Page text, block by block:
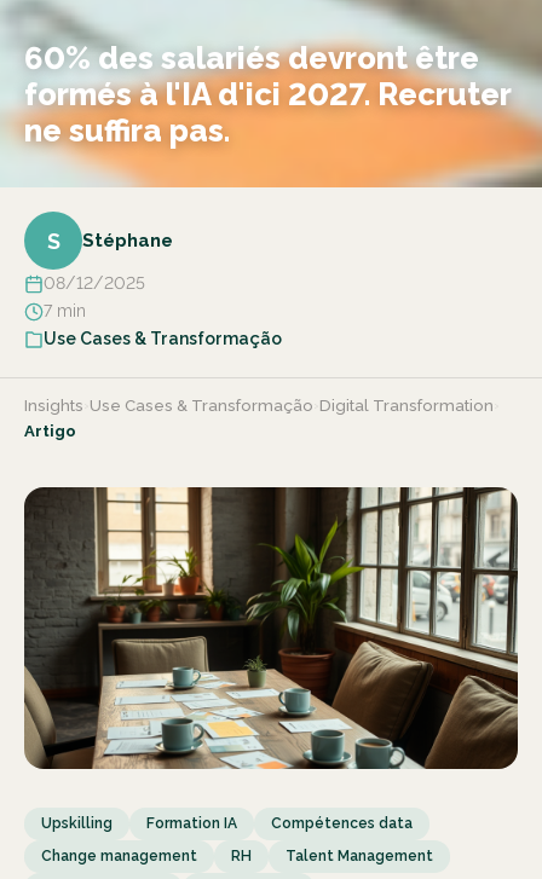
60% des salariés devront être
formés à l'IA d'ici 2027. Recruter
ne suffira pas.
S Stéphane
08/12/2025
7 min
Use Cases & Transformação
Insights Use Cases & Transformação Digital Transformation
Artigo
Upskilling Formation IA
Compétences data
Change management
RH
Talent Management